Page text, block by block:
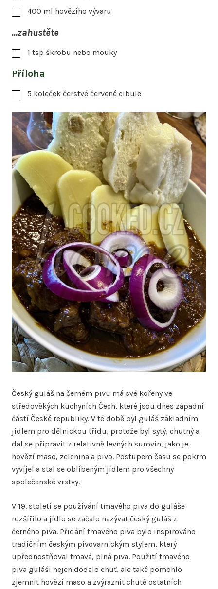
400 ml hovězího vývaru
...zahustěte
1 tsp škrobu nebo mouky
Příloha
5 koleček čerstvé červené cibule
Český guláš na černém pivu má své kořeny ve
středověkých kuchyních Čech, které jsou dnes západní
částí České republiky. V té době byl guláš základním
jídlem pro dělnickou třídu, protože byl sytý, chutný a
dal se připravit z relativně levných surovin, jako je
hovězí maso, zelenina a pivo. Postupem času se pokrm
vyvíjel a stal se oblíbeným jídlem pro všechny
společenské vrstvy.
V 19. století se používání tmavého piva do guláše
rozšířilo a jídlo se začalo nazývat český guláš z
černého piva. Přidání tmavého piva bylo inspirováno
tradičním českým pivovarnickým stylem, který
upřednostňoval tmavá, plná piva. Použití tmavého
piva guláši nejen dodalo chuť, ale také pomohlo
zjemnit hovězí maso a zvýraznit chutě ostatních